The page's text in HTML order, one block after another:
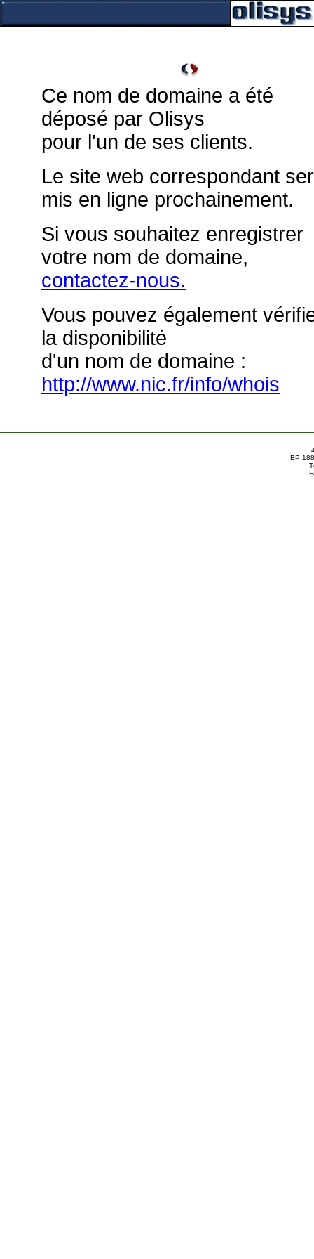
Ce nom de domaine a été
déposé par Olisys
pour l'un de ses clients.
Le site web correspondant
mis en ligne prochainement.
Si vous souhaitez enregistrer
votre nom de domaine,
contactez-nous.
Vous pouvez également
la disponibilité
d'un nom de domaine :
http://www.nic.fr/info/whois
BP